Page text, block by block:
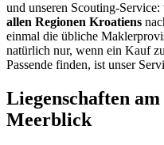
und unseren Scouting-
allen Regionen Kroatiens
einmal die übliche
natürlich nur, wenn ein Kauf
Passende finden, ist unser
Liegenschaften
Meerblick